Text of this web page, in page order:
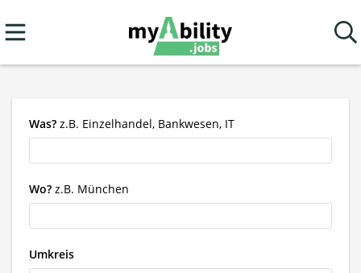
Was? z.B. Einzelhandel, Bankwesen, IT
Wo? z.B. München
Umkreis